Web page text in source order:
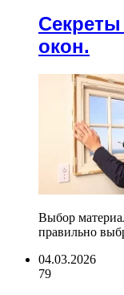
окон.
Выбор
правильно
04.03.2026
79